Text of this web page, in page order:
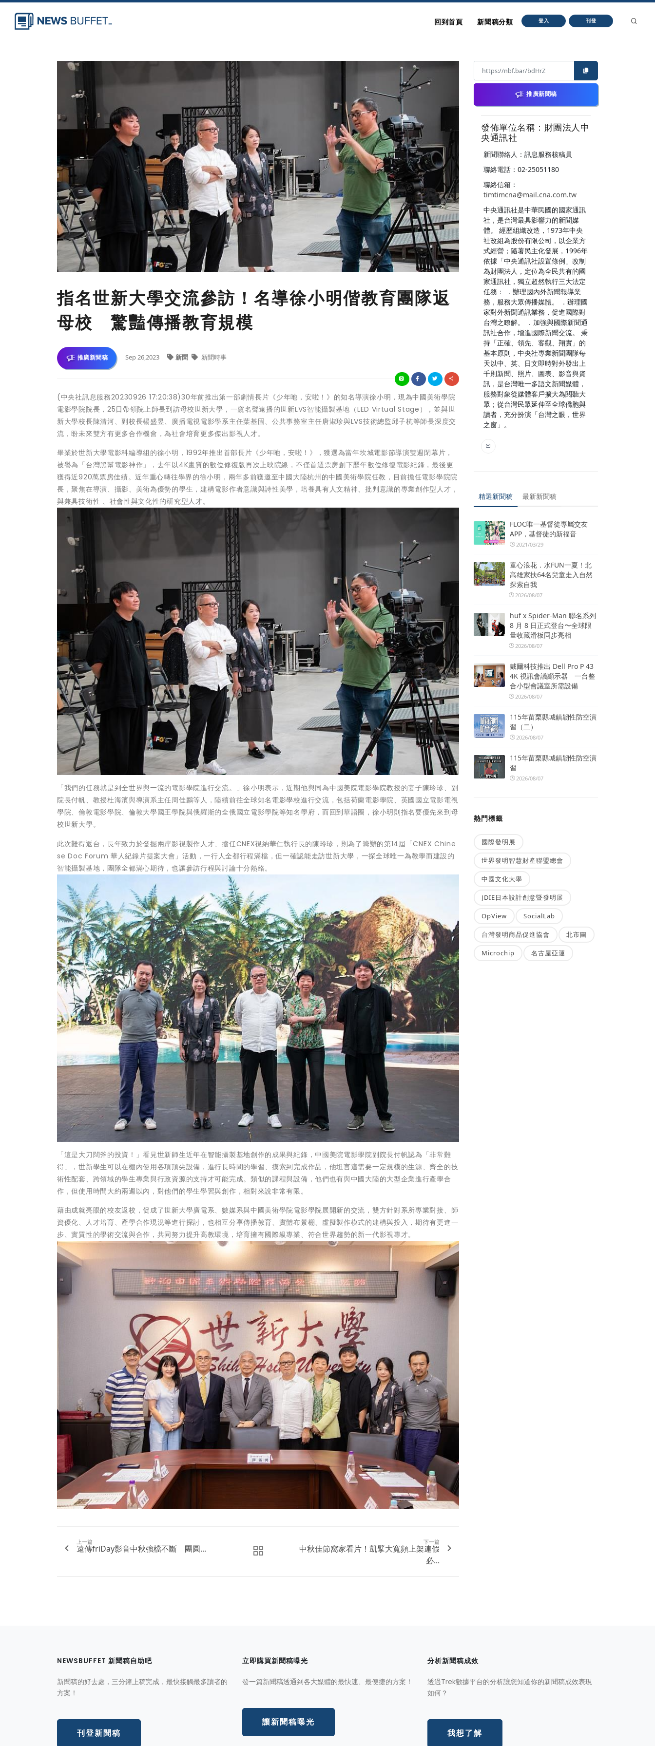
回到首頁 新聞稿分類 登入 刊登
指名世新大學交流參訪！名導徐小明偕教育團隊返
母校 驚豔傳播教育規模
推廣新聞稿 Sep 26,2023 新聞 新聞時事
(中央社訊息服務20230926 17:20:38)30年前推出第一部劇情長片《少年吔，安啦！》的知名導演徐小明，現為中國美術學院
電影學院院長，25日帶領院上師長到訪母校世新大學，一窺名聲遠播的世新LVS智能攝製基地（LED Virtual Stage），並與世
新大學校長陳清河、副校長楊盛昱、廣播電視電影學系主任葉基固、公共事務室主任唐淑珍與LVS技術總監邱子杭等師長深度交
流，盼未來雙方有更多合作機會，為社會培育更多傑出影視人才。
畢業於世新大學電影科編導組的徐小明，1992年推出首部長片《少年吔，安啦！》，獲選為當年坎城電影節導演雙週閉幕片，
被譽為「台灣黑幫電影神作」，去年以4K畫質的數位修復版再次上映院線，不僅首週票房創下歷年數位修復電影紀錄，最後更
獲得近920萬票房佳績。近年重心轉往學界的徐小明，兩年多前獲邀至中國大陸杭州的中國美術學院任教，目前擔任電影學院院
長，聚焦在導演、攝影、美術為優勢的學生，建構電影作者意識與詩性美學，培養具有人文精神、批判意識的專業創作型人才，
與兼具技術性 、社會性與文化性的研究型人才。
「我們的任務就是到全世界與一流的電影學院進行交流。」徐小明表示，近期他與同為中國美院電影學院教授的妻子陳玲珍、副
院長付帆、教授杜海濱與導演系主任周佳鸝等人，陸續前往全球知名電影學校進行交流，包括荷蘭電影學院、英國國立電影電視
學院、倫敦電影學院、倫敦大學國王學院與俄羅斯的全俄國立電影學院等知名學府，而回到華語圈，徐小明則指名要優先來到母
校世新大學。
此次難得返台，長年致力於發掘兩岸影視製作人才、擔任CNEX視納華仁執行長的陳玲珍，則為了籌辦的第14屆「CNEX Chine
se Doc Forum 華人紀錄片提案大會」活動，一行人全都行程滿檔，但一確認能走訪世新大學，一探全球唯一為教學而建設的
智能攝製基地，團隊全都滿心期待，也讓參訪行程與討論十分熱絡。
「這是大刀闊斧的投資！」看見世新師生近年在智能攝製基地創作的成果與紀錄，中國美院電影學院副院長付帆認為「非常難
得」，世新學生可以在棚內使用各項頂尖設備，進行長時間的學習、摸索到完成作品，他坦言這需要一定規模的生源、齊全的技
術性配套、跨領域的學生專業與行政資源的支持才可能完成。類似的課程與設備，他們也有與中國大陸的大型企業進行產學合
作，但使用時間大約兩週以內，對他們的學生學習與創作，相對來說非常有限。
藉由成就亮眼的校友返校，促成了世新大學廣電系、數媒系與中國美術學院電影學院展開新的交流，雙方針對系所專業對接、師
資優化、人才培育、產學合作現況等進行探討，也相互分享傳播教育、實體布景棚、虛擬製作模式的建構與投入，期待有更進一
步、實質性的學術交流與合作，共同努力提升高教環境，培育擁有國際級專業、符合世界趨勢的新一代影視專才。
上一篇
遠傳friDay影音中秋強檔不斷 團圓...
下一篇
中秋佳節窩家看片！凱擘大寬頻上架連假
必...
推廣新聞稿
發佈單位名稱：財團法人中
央通訊社
新聞聯絡人：訊息服務核稿員
聯絡電話：02-25051180
聯絡信箱：
timtimcna@mail.cna.com.tw
中央通訊社是中華民國的國家通訊
社，是台灣最具影響力的新聞媒
體。 經歷組織改造，1973年中央
社改組為股份有限公司，以企業方
式經營；隨著民主化發展，1996年
依據「中央通訊社設置條例」改制
為財團法人，定位為全民共有的國
家通訊社，獨立超然執行三大法定
任務： ．辦理國內外新聞報導業
務，服務大眾傳播媒體。 ．辦理國
家對外新聞通訊業務，促進國際對
台灣之瞭解。 ．加強與國際新聞通
訊社合作，增進國際新聞交流。 秉
持「正確、領先、客觀、翔實」的
基本原則，中央社專業新聞團隊每
天以中、英、日文即時對外發出上
千則新聞、照片、圖表、影音與資
訊，是台灣唯一多語文新聞媒體，
服務對象從媒體客戶擴大為閱聽大
眾；從台灣民眾延伸至全球僑胞與
讀者，充分扮演「台灣之眼，世界
之窗」。
精選新聞稿 最新新聞稿
FLOC唯一基督徒專屬交友
APP，基督徒的新福音
2021/03/29
童心浪花．水FUN一夏！北
高雄家扶64名兒童走入自然
探索自我
2026/08/07
huf x Spider-Man 聯名系列
8 月 8 日正式登台〜全球限
量收藏滑板同步亮相
2026/08/07
戴爾科技推出 Dell Pro P 43
4K 視訊會議顯示器 一台整
合小型會議室所需設備
2026/08/07
115年苗栗縣城鎮韌性防空演
習（二）
2026/08/07
115年苗栗縣城鎮韌性防空演
習
2026/08/07
熱門標籤
國際發明展
世界發明智慧財產聯盟總會
中國文化大學
JDIE日本設計創意暨發明展
OpView SocialLab
台灣發明商品促進協會 北市圖
Microchip 名古屋亞運
NEWSBUFFET 新聞稿自助吧
新聞稿的好去處，三分鐘上稿完成，最快接觸最多讀者的
方案！
刊登新聞稿
立即購買新聞稿曝光
發一篇新聞稿透通到各大媒體的最快速、最便捷的方案！
讓新聞稿曝光
分析新聞稿成效
透過Trek數據平台的分析讓您知道你的新聞稿成效表現
如何？
我想了解